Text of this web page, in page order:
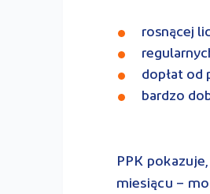
rosnącej
dopłat od
bardzo
PPK
miesiącu –